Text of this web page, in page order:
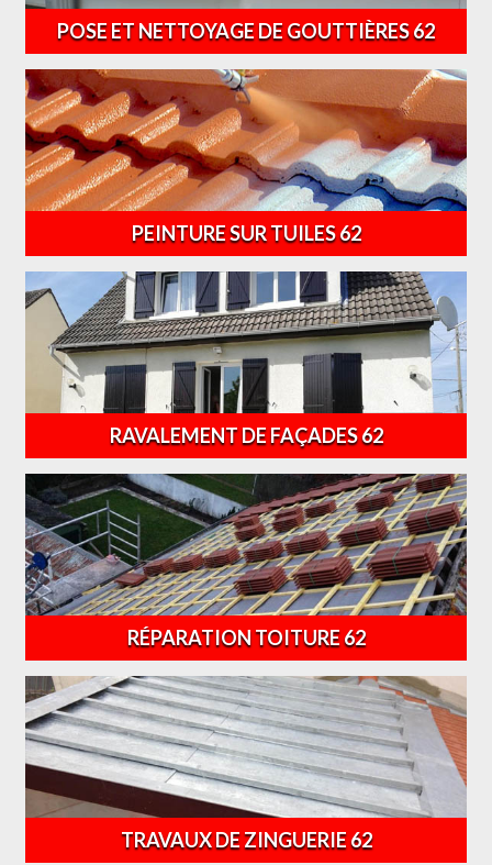
POSE ET NETTOYAGE DE GOUTTIÈRES 62
PEINTURE SUR TUILES 62
RAVALEMENT DE FAÇADES 62
RÉPARATION TOITURE 62
TRAVAUX DE ZINGUERIE 62